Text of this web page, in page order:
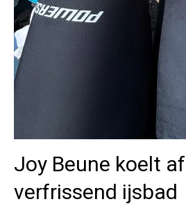
Joy Beune koelt
verfrissend ijsbad